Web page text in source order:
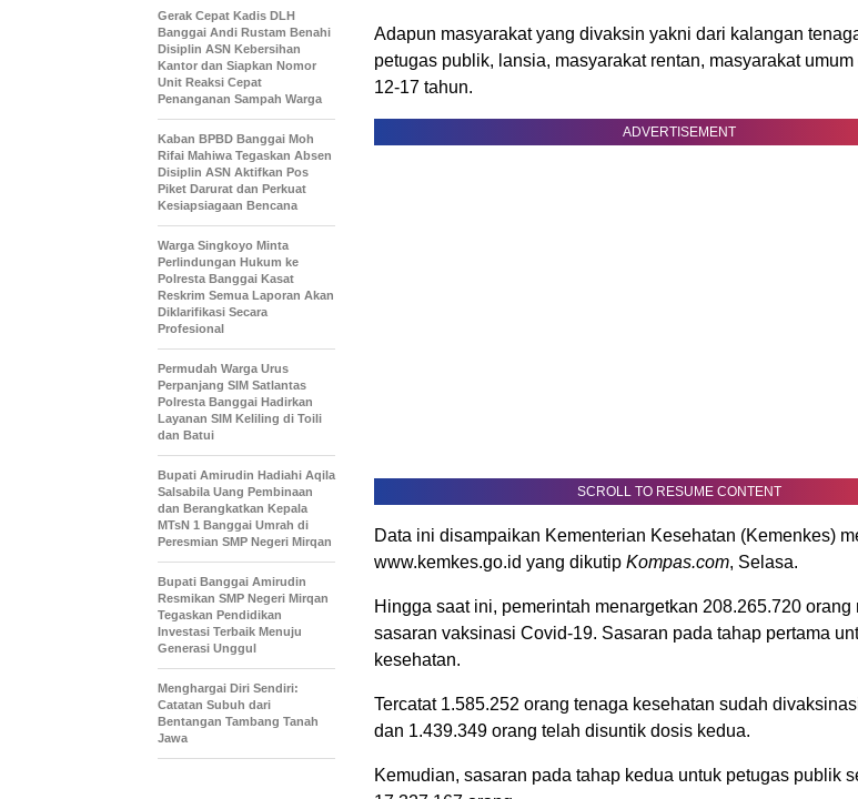
Adapun masyarakat yang divaksin yakni dari kalangan
petugas publik, lansia, masyarakat rentan, masyarakat
12-17 tahun.
ADVERTISEMENT
SCROLL TO RESUME CONTENT
Data ini disampaikan Kementerian Kesehatan (Kemenkes)
www.kemkes.go.id yang dikutip Kompas.com, Selasa.
Hingga saat ini, pemerintah menargetkan 208.265.720 orang
sasaran vaksinasi Covid-19. Sasaran pada tahap pertama
kesehatan.
Tercatat 1.585.252 orang tenaga kesehatan sudah
dan 1.439.349 orang telah disuntik dosis kedua.
Kemudian, sasaran pada tahap kedua untuk petugas publik
Gerak Cepat Kadis DLH
Banggai Andi Rustam Benahi
Disiplin ASN Kebersihan
Kantor dan Siapkan Nomor
Unit Reaksi Cepat
Penanganan Sampah Warga
Kaban BPBD Banggai Moh
Rifai Mahiwa Tegaskan Absen
Disiplin ASN Aktifkan Pos
Piket Darurat dan Perkuat
Kesiapsiagaan Bencana
Warga Singkoyo Minta
Perlindungan Hukum ke
Polresta Banggai Kasat
Reskrim Semua Laporan Akan
Diklarifikasi Secara
Profesional
Permudah Warga Urus
Perpanjang SIM Satlantas
Polresta Banggai Hadirkan
Layanan SIM Keliling di Toili
dan Batui
Bupati Amirudin Hadiahi Aqila
Salsabila Uang Pembinaan
dan Berangkatkan Kepala
MTsN 1 Banggai Umrah di
Peresmian SMP Negeri Mirqan
Bupati Banggai Amirudin
Resmikan SMP Negeri Mirqan
Tegaskan Pendidikan
Investasi Terbaik Menuju
Generasi Unggul
Menghargai Diri Sendiri:
Catatan Subuh dari
Bentangan Tambang Tanah
Jawa